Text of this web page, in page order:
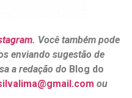
. Você também pode
enviando sugestão de
a redação do Blog do
ou